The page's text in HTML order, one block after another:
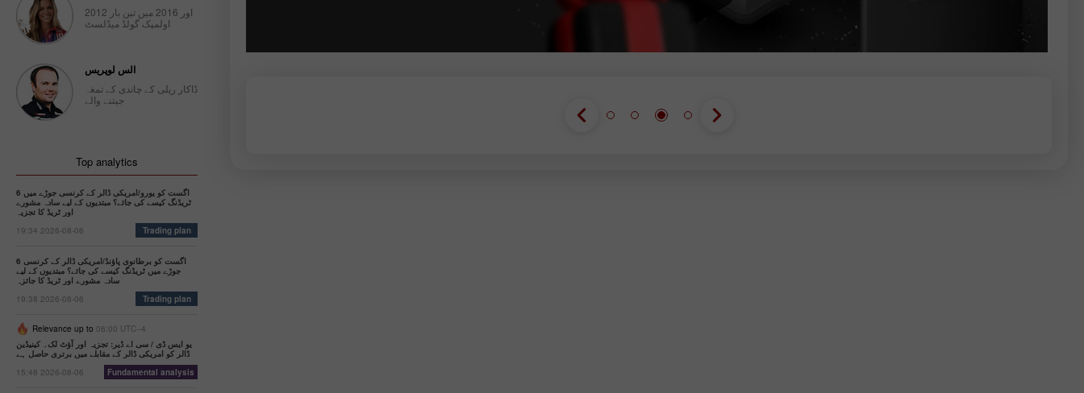
2012 اور 2016 میں تین بار
اولمپک گولڈ میڈلسٹ
الس لوپریس
ڈاکار ریلی کے چاندی کے تمغہ
جیتنے والے
Top analytics
6 اگست کو یورو/امریکی ڈالر کے کرنسی جوڑے میں
ٹریڈنگ کیسے کی جائے؟ مبتدیوں کے لیے سادہ مشورے
اور ٹریڈ کا تجزیہ
19:34 2026-08-06
Trading plan
6 اگست کو برطانوی پاؤنڈ/امریکی ڈالر کے کرنسی
جوڑے میں ٹریڈنگ کیسے کی جائے؟ مبتدیوں کے لیے
سادہ مشورے اور ٹریڈ کا جائزہ
19:38 2026-08-06
Trading plan
Relevance up to 06:00 UTC--4
یو ایس ڈی / سی اے ڈیر: تجزیہ اور آؤٹ لک۔ کینیڈین
ڈالر کو امریکی ڈالر کے مقابلے میں برتری حاصل ہے
15:48 2026-08-06
Fundamental analysis